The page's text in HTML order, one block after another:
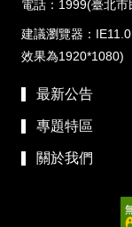
電話：1999(臺北
建議瀏覽器：
效果為1920*1080)
最新公告
專題特區
關於我們